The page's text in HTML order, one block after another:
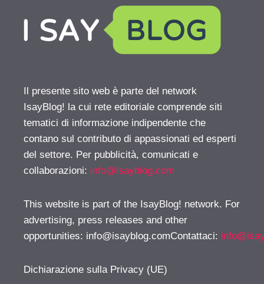
Il presente sito web è parte del network
IsayBlog! la cui rete editoriale comprende siti
tematici di informazione indipendente che
contano sul contributo di appassionati ed esperti
del settore. Per pubblicità, comunicati e
collaborazioni: info@isayblog.com
This website is part of the IsayBlog! network. For
advertising, press releases and other
opportunities: info@isayblog.comContattaci:
Dichiarazione sulla Privacy (UE)